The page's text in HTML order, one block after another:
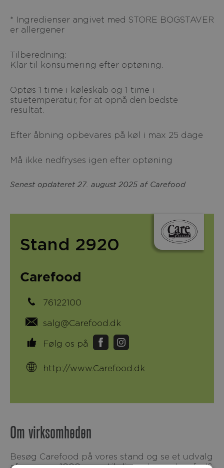
* Ingredienser angivet med STORE BOGSTAVER
er allergener
Tilberedning:
Klar til konsumering efter optøning.
Optøs 1 time i køleskab og 1 time i
stuetemperatur, for at opnå den bedste
resultat.
Efter åbning opbevares på køl i max 25 dage
Må ikke nedfryses igen efter optøning
Senest opdateret 27. august 2025 af Carefood
Stand 2920
Carefood
76122100
salg@Carefood.dk
Følg os på
http://www.Carefood.dk
Om virksomheden
Besøg Carefood på vores stand og se et udvalg